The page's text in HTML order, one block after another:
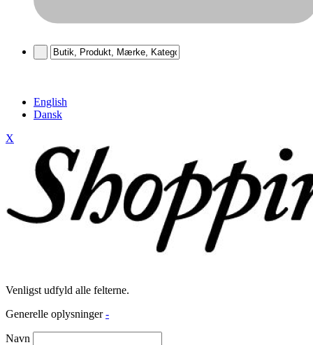
English
Dansk
X
Venligst udfyld alle felterne.
Generelle oplysninger -
Navn